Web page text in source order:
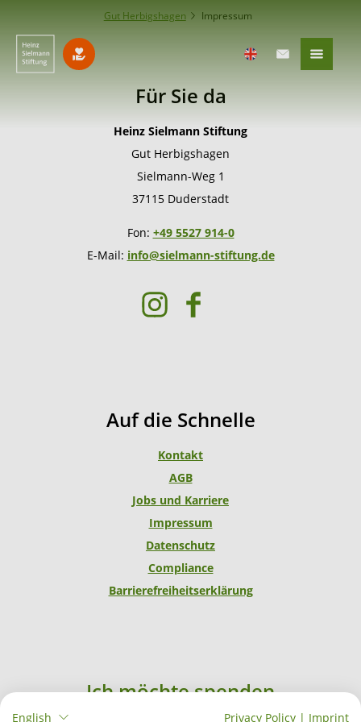
Gut Herbigshagen Impressum
Für Sie da
Heinz Sielmann Stiftung
Gut Herbigshagen
Sielmann-Weg 1
37115 Duderstadt
Fon: +49 5527 914-0
E-Mail: info@sielmann-stiftung.de
I
n
r
F
o
o
k
Auf die Schnelle
Kontakt
AGB
Jobs und Karriere
Impressum
Datenschutz
Compliance
Barrierefreiheitserklärung
Ich möchte spenden
English Privacy Policy | Imprint